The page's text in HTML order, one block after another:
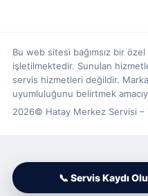
📞 Servis Kaydı
Bu web sitesi bağımsız bir
işletilmektedir. Sunulan
servis hizmetleri değildir.
uyumluluğunu belirtmek
2026© Hatay Merkez Servisi –